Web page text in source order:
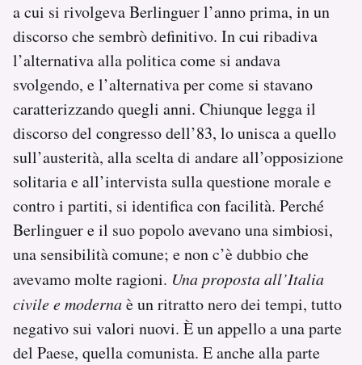
a cui si rivolgeva Berlinguer l’anno prima, in un
discorso che sembrò definitivo. In cui ribadiva
l’alternativa alla politica come si andava
svolgendo, e l’alternativa per come si stavano
caratterizzando quegli anni. Chiunque legga il
discorso del congresso dell’83, lo unisca a quello
sull’austerità, alla scelta di andare all’opposizione
solitaria e all’intervista sulla questione morale e
contro i partiti, si identifica con facilità. Perché
Berlinguer e il suo popolo avevano una simbiosi,
una sensibilità comune; e non c’è dubbio che
avevamo molte ragioni. Una proposta all’Italia
civile e modernaè un ritratto nero dei tempi, tutto
negativo sui valori nuovi. È un appello a una parte
del Paese, quella comunista. E anche alla parte